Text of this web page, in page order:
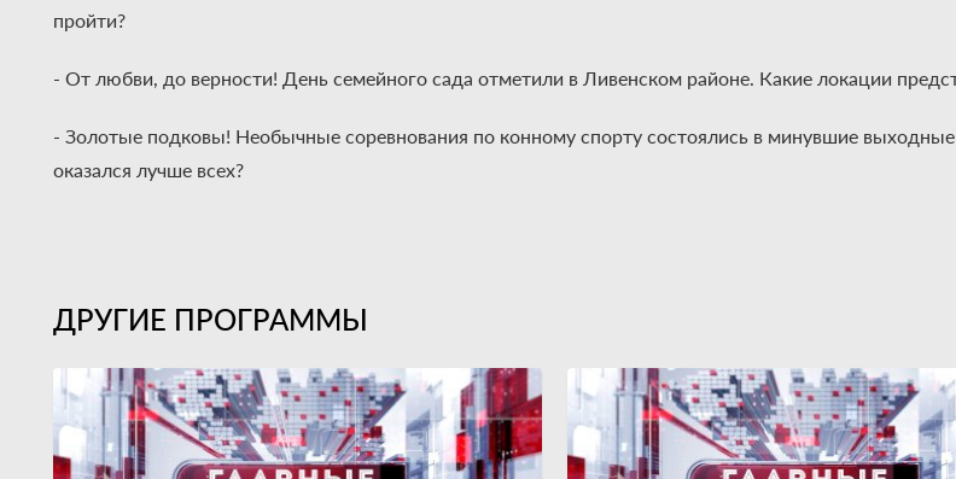
пройти?
- От любви, до верности! День семейного сада отметили в Ливенском районе. Какие локации
- Золотые подковы! Необычные соревнования по конному спорту состоялись в минувшие
оказался лучше всех?
ДРУГИЕ ПРОГРАММЫ